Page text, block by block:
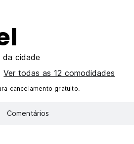
cidade
Ver todas as 12 comodidades
cancelamento gratuito.
Comentários